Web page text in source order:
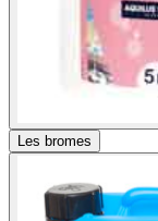
Les bromes